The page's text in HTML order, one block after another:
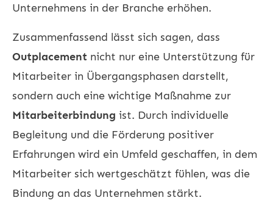
Unternehmens in der Branche erhöhen.
Zusammenfassend lässt sich sagen, dass
Outplacement nicht nur eine Unterstützung für
Mitarbeiter in Übergangsphasen darstellt,
sondern auch eine wichtige Maßnahme zur
Mitarbeiterbindung ist. Durch individuelle
Begleitung und die Förderung positiver
Erfahrungen wird ein Umfeld geschaffen, in dem
Mitarbeiter sich wertgeschätzt fühlen, was die
Bindung an das Unternehmen stärkt.